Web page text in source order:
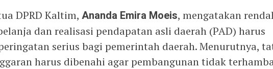
DPRD Kaltim, Ananda Emira Moeis, mengatakan
dan realisasi pendapatan asli daerah (PAD) harus
serius bagi pemerintah daerah. Menurutnya,
harus dibenahi agar pembangunan tidak